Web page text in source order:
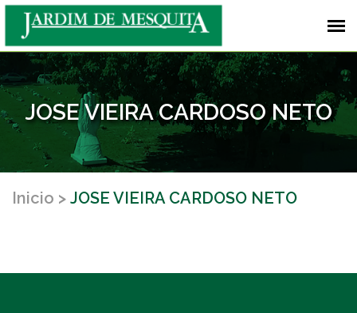
JOSE VIEIRA CARDOSO NETO
Inicio JOSE VIEIRA CARDOSO NETO